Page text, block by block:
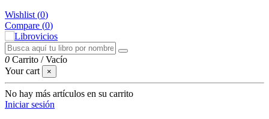
Wishlist (0)
Compare (0)
0 Carrito /Vacío
Your cart
×
No hay más artículos en su carrito
Iniciar sesión